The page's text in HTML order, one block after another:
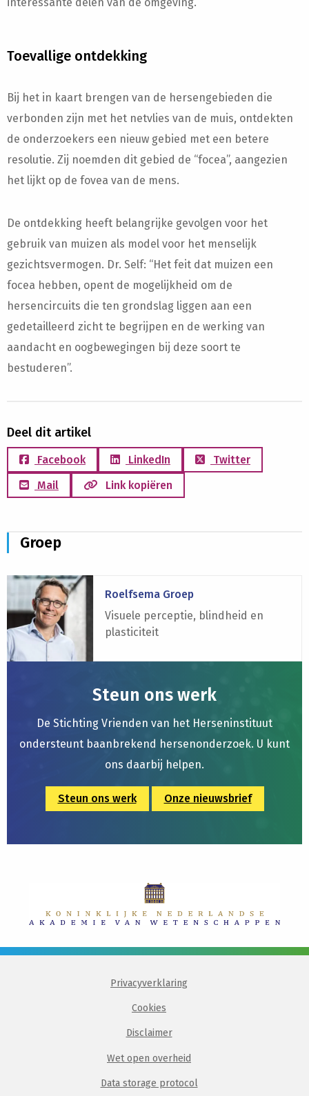
Toevallige ontdekking
Bij het in kaart brengen van de hersengebieden die
verbonden zijn met het netvlies van de muis, ontdekten
de onderzoekers een nieuw gebied met een betere
resolutie. Zij noemden dit gebied de “focea”, aangezien
het lijkt op de fovea van de mens.
De ontdekking heeft belangrijke gevolgen voor het
gebruik van muizen als model voor het menselijk
gezichtsvermogen. Dr. Self: “Het feit dat muizen een
focea hebben, opent de mogelijkheid om de
hersencircuits die ten grondslag liggen aan een
gedetailleerd zicht te begrijpen en de werking van
aandacht en oogbewegingen bij deze soort te
bestuderen”.
Deel dit artikel
Facebook LinkedIn
Twitter
Mail
Link kopiëren
Groep
Roelfsema Groep
Visuele perceptie, blindheid en
plasticiteit
Lees
meer
over
Roelfsema
Groep
Steun ons werk
De Stichting Vrienden van het Herseninstituut
ondersteunt baanbrekend hersenonderzoek. U kunt
ons daarbij helpen.
Steun ons werk Onze nieuwsbrief
Privacyverklaring
Cookies
Disclaimer
Wet open overheid
Data storage protocol